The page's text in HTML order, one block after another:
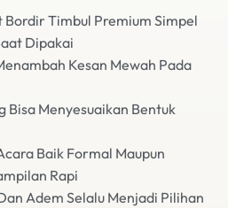
Bordir Timbul Premium Simpel
Dipakai
Kesan Mewah Pada
Bisa Menyesuaikan Bentuk
Baik Formal Maupun
Rapi
Adem Selalu Menjadi Pilihan